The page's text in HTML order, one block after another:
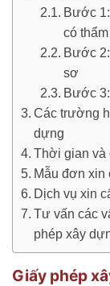
Bước
có
Bước
sơ
Bước
Các trường
dựng
Thời gian và
Mẫu đơn xin
Dịch vụ xin
Tư vấn các
phép xây
Giấy phép